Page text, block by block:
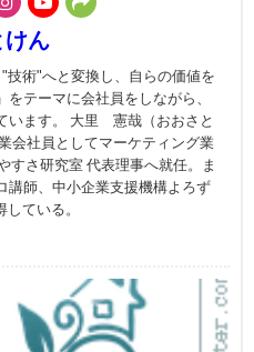
けん
技術"へと変換し、自らの価値を
テーマに会社員をしながら、
います。 大里 憲哉（おおさと
会社員としてマーケティング業
すさ研究室 代表理事へ就任。ま
講師、中小企業支援機構よろず
ている。